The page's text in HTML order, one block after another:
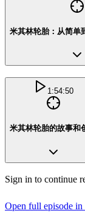
米其林轮胎：从简单
1:54:50
米其林轮胎的故事和
Sign in to continue
Open full episode in